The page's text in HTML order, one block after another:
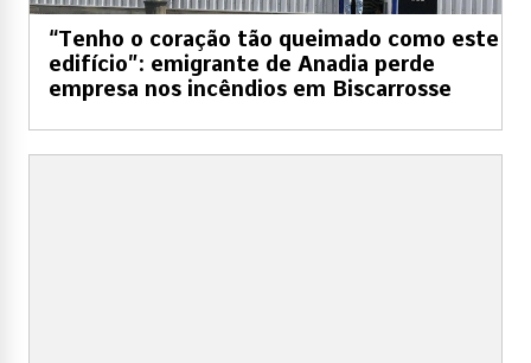
“Tenho o coração tão queimado como este
edifício”: emigrante de Anadia perde
empresa nos incêndios em Biscarrosse